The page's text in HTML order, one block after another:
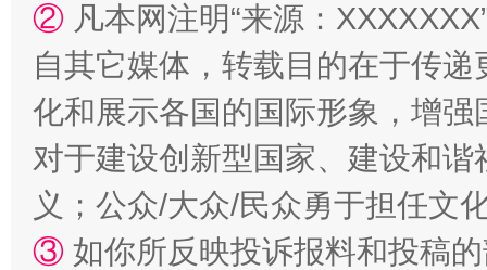
招工难、用工荒背后
② 凡本网注明“来源：
自其它媒体，转载目的在于传
化和展示各国的国际形象，增
对于建设创新型国家、建设和
义；公众/大众/民众勇于担任文
③ 如你所反映投诉报料和投稿